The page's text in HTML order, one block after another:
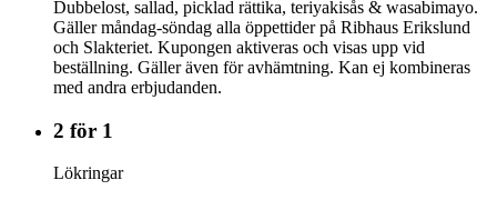
Dubbelost, sallad, picklad rättika, teriyakisås & wasabimayo.
Gäller måndag-söndag alla öppettider på Ribhaus Erikslund
och Slakteriet. Kupongen aktiveras och visas upp vid
beställning. Gäller även för avhämtning. Kan ej kombineras
med andra erbjudanden.
2 för 1
Lökringar